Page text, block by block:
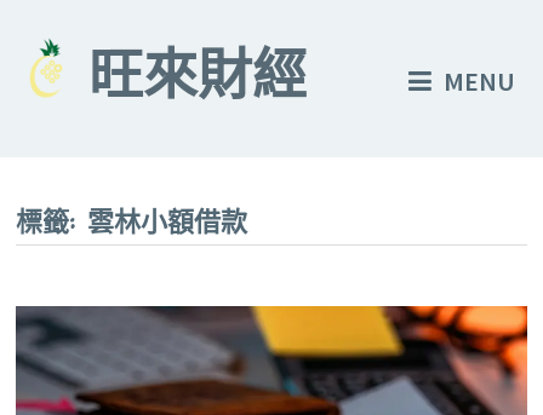
content
旺來財經 MENU
標籤: 雲林小額借款